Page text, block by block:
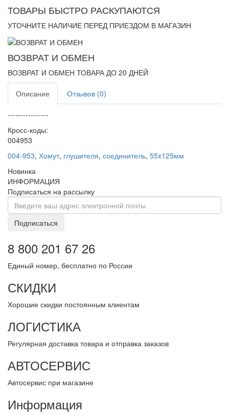
ТОВАРЫ БЫСТРО РАСКУПАЮТСЯ
УТОЧНИТЕ НАЛИЧИЕ ПЕРЕД ПРИЕЗДОМ В МАГАЗИН
ВОЗВРАТ И ОБМЕН
ВОЗВРАТ И ОБМЕН ТОВАРА ДО 20 ДНЕЙ
Описание Отзывов (0)
----------------
Кросс-коды:
004953
004-953, Хомут, глушителя, соединитель, 55x125мм
Новинка
ИНФОРМАЦИЯ
Подписаться на рассылку
Подписаться
8 800 201 67 26
Единый номер, бесплатно по России
СКИДКИ
Хорошие скидки постоянным клиентам
ЛОГИСТИКА
Регулярная доставка товара и отправка заказов
АВТОСЕРВИС
Автосервис при магазине
Информация